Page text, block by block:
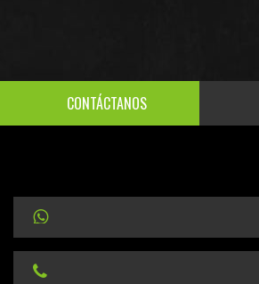
CONTÁCTANOS